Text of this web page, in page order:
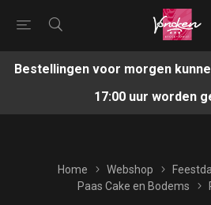
Bestellingen voor morgen
17:00 uur worden
Home Webshop
Paas Cake en Bodems